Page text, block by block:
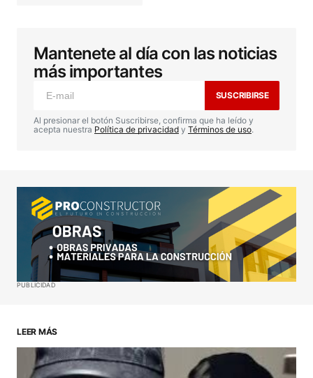
Tu dirección de correo electrónico no será
publicada. Los campos obligatorios están
marcados con *
Comentario*
Your Name*
Your E-mail*
ENVIAR COMENTARIO
Mantenete al día con las noticias
más importantes
SUSCRIBIRSE
Al presionar el botón Suscribirse, confirma que ha leído y
acepta nuestra Política de privacidad y Términos de uso.
PUBLICIDAD
LEER MÁS